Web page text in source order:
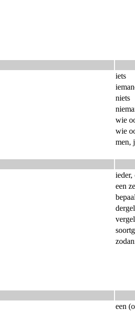
iets
niets
wie
wie
men,
ieder,
een
een